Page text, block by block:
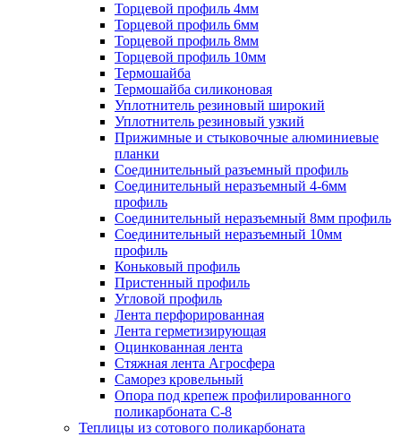
Торцевой профиль 4мм
Торцевой профиль 6мм
Торцевой профиль 8мм
Торцевой профиль 10мм
Термошайба
Термошайба силиконовая
Уплотнитель резиновый широкий
Уплотнитель резиновый узкий
Прижимные и стыковочные алюминиевые
планки
Соединительный разъемный профиль
Соединительный неразъемный 4-6мм
профиль
Соединительный неразъемный 8мм профиль
Соединительный неразъемный 10мм
профиль
Коньковый профиль
Пристенный профиль
Угловой профиль
Лента перфорированная
Лента герметизирующая
Оцинкованная лента
Стяжная лента Агросфера
Саморез кровельный
Опора под крепеж профилированного
поликарбоната С-8
Теплицы из сотового поликарбоната